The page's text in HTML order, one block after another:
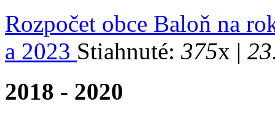
Rozpočet obce Baloň na
a 2023 Stiahnuté: 375x |
2018 - 2020